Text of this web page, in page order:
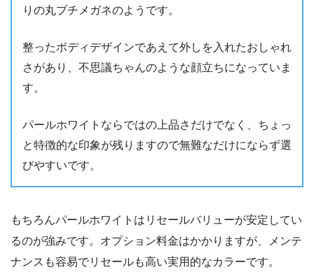
りの丸ブチメガネのようです。
整ったボディデザインであえて外しを入れたおしゃれ
さがあり、不思議ちゃんのような顔立ちになっていま
す。
パールホワイトならではの上品さだけでなく、ちょっ
と特徴的な印象が残りますので無難なだけにならず選
びやすいです。
もちろんパールホワイトはリセールバリューが安定してい
るのが強みです。オプション料金はかかりますが、メンテ
ナンスも容易でリセールも高い実用的なカラーです。